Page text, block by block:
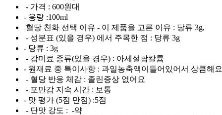
- 가격 : 600원대
- 용량 :100ml
혈당 친화 선택 이유 - 이 제품을 고른 이유 : 당류 3g,
- 성분표 (있을 경우) 에서 주목한 점 : 당류 3g
- 당류 : 3g
- 감미료 종류(있을 경우) : 아세설팜칼륨
- 원재료 중 특이사항 : 과일농축액이들어있어서 상큼해요
- 혈당 반응 체감 : 졸린증상 없어요
- 포만감 지속 시간 : 보통
- 맛 평가 (5점 만점) :5점
- 단맛 강도 : -약